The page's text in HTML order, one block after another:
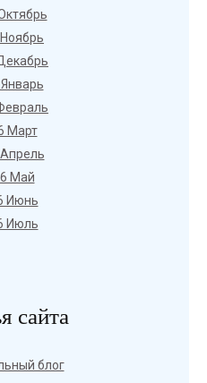
Март
Май
Июнь
Июль
сайта
блог